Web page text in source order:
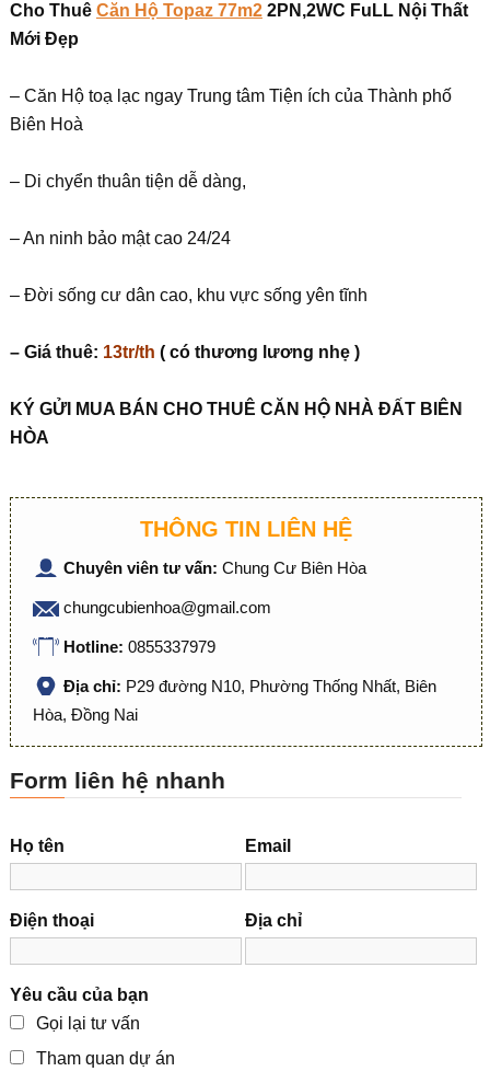
Cho Thuê Căn Hộ Topaz 77m22PN,2WC FuLL Nội Thất
Mới Đẹp
– Căn Hộ toạ lạc ngay Trung tâm Tiện ích của Thành phố
Biên Hoà
– Di chyển thuân tiện dễ dàng,
– An ninh bảo mật cao 24/24
– Đời sống cư dân cao, khu vực sống yên tĩnh
– Giá thuê: 13tr/th ( có thương lương nhẹ )
KÝ GỬI MUA BÁN CHO THUÊ CĂ N HỘNHÀ ĐẤT BIÊN
HÒA
THÔNG TIN LIÊN HỆ
Chuyên viên tư vấn: Chung Cư Biên Hòa
chungcubienhoa@gmail.com
Hotline: 0855337979
Địa chỉ: P29 đường N10, Phường Thống Nhất, Biên
Hòa, Đồng Nai
Form liên hệ nhanh
Họ tên Email
Điện thoại Địa chỉ
Yêu cầu của bạn
Gọi lại tư vấn
Tham quan dự án